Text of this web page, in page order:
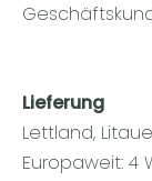
Lieferung
Lettland,
Europaweit: 4